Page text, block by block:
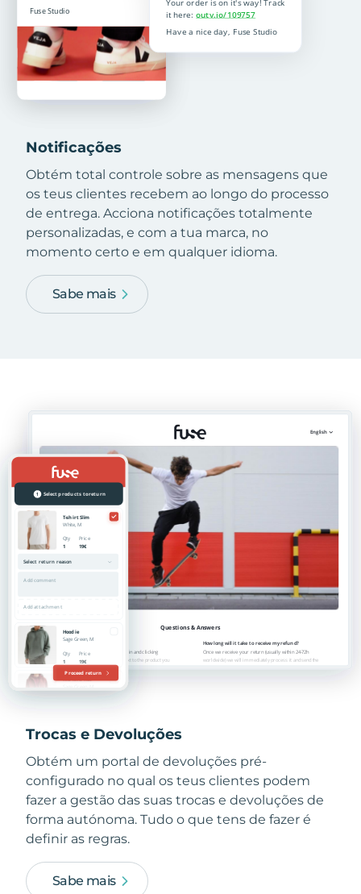
Notificações
Obtém total controle sobre as mensagens que
os teus clientes recebem ao longo do processo
de entrega. Acciona notificações totalmente
personalizadas, e com a tua marca, no
momento certo e em qualquer idioma.
Sabe mais
Trocas e Devoluções
Obtém um portal de devoluções pré-
configurado no qual os teus clientes podem
fazer a gestão das suas trocas e devoluções de
forma autónoma. Tudo o que tens de fazer é
definir as regras.
Sabe mais